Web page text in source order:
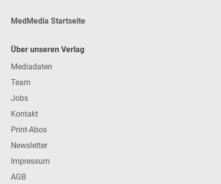
MedMedia Startseite
Über unseren Verlag
Mediadaten
Team
Jobs
Kontakt
Print-Abos
Newsletter
Impressum
AGB